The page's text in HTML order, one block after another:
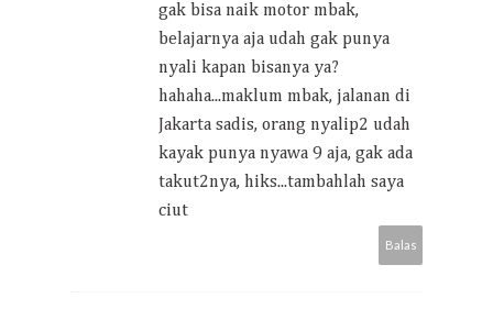
gak bisa naik motor mbak,
belajarnya aja udah gak punya
nyali kapan bisanya ya?
hahaha...maklum mbak, jalanan di
Jakarta sadis, orang nyalip2 udah
kayak punya nyawa 9 aja, gak ada
takut2nya, hiks...tambahlah saya
ciut
Balas